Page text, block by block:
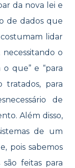
da nova lei e
de dados que
costumam lidar
o
que” e “para
tratados, para
de
Além disso,
de um
pois sabemos
feitas para